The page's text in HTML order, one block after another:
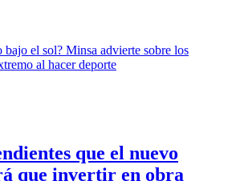
que el nuevo
que invertir en obra